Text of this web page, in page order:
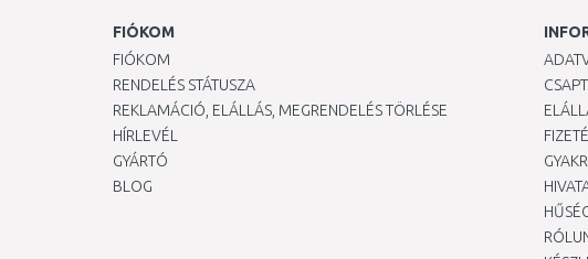
FIÓKOM
FIÓKOM
RENDELÉS STÁTUSZA
REKLAMÁCIÓ, ELÁLLÁS, MEGRENDELÉS TÖRLÉSE
HÍRLEVÉL
GYÁRTÓ
BLOG